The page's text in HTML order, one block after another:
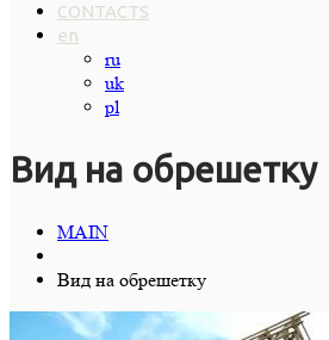
CONTACTS
en
ru
uk
pl
Вид на обрешетку
MAIN
Вид на обрешетку